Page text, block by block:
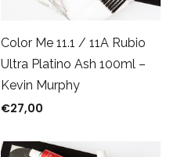
Color Me 11.1 / 11A Rubio
Ultra Platino Ash 100ml –
Kevin Murphy
€27,00